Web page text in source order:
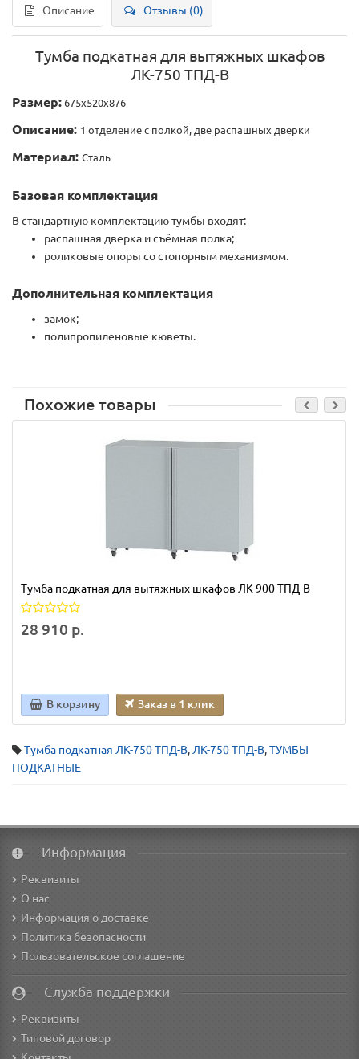
Описание Отзывы (0)
Тумба подкатная для вытяжных шкафов
ЛК-750 ТПД-В
Размер: 675х520х876
Описание: 1 отделение с полкой, две распашных дверки
Материал: Сталь
Базовая комплектация
В стандартную комплектацию тумбы входят:
распашная дверка и съёмная полка;
роликовые опоры со стопорным механизмом.
Дополнительная комплектация
замок;
полипропиленовые кюветы.
Похожие товары
Тумба подкатная для вытяжных шкафов ЛК-900 ТПД-В
28 910 р.
В корзину Заказ в 1 клик
Тумба подкатная ЛК-750 ТПД-В, ЛК-750 ТПД-В,ТУМБЫ
ПОДКАТНЫЕ
Информация
Реквизиты
О нас
Информация о доставке
Политика безопасности
Пользовательское соглашение
Служба поддержки
Реквизиты
Типовой договор